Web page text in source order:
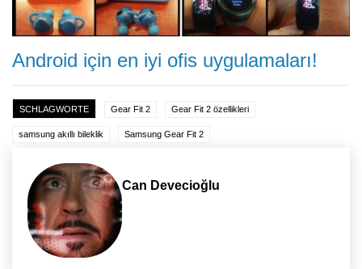
Android için en iyi ofis uygulamaları!
SCHLAGWORTE Gear Fit 2 Gear Fit 2 özellikleri
samsung akıllı bileklik Samsung Gear Fit 2
Can Devecioğlu